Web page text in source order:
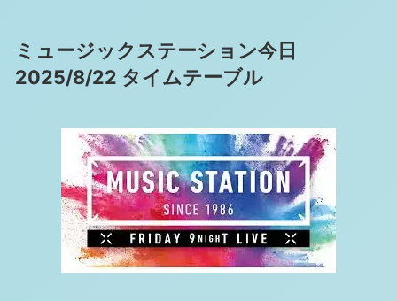
ミュージックステーション今日
2025/8/22 タイムテーブル